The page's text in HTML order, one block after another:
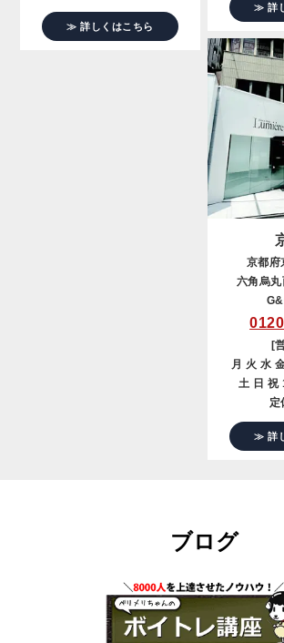
≫ 詳しくはこちら
≫ 詳
京都府
六角烏
[
月 火 水
土 日 祝
定
≫ 詳
ブログ